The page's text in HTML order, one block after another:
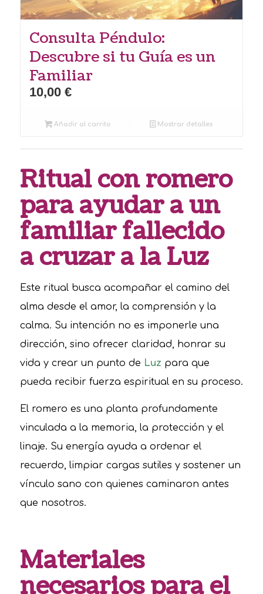
Consulta Péndulo:
Descubre si tu Guía es un
Familiar
10,00 €
Añadir al carrito Mostrar detalles
Ritual con romero
para ayudar a un
familiar fallecido
a cruzar a la Luz
Este ritual busca acompañar el camino del
alma desde el amor, la comprensión y la
calma. Su intención no es imponerle una
dirección, sino ofrecer claridad, honrar su
vida y crear un punto de Luz para que
pueda recibir fuerza espiritual en su proceso.
El romero es una planta profundamente
vinculada a la memoria, la protección y el
linaje. Su energía ayuda a ordenar el
recuerdo, limpiar cargas sutiles y sostener un
vínculo sano con quienes caminaron antes
que nosotros.
Materiales
necesarios para el